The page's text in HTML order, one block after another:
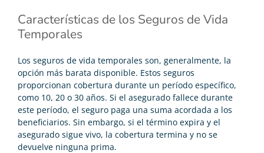
Características de los Seguros de Vida
Temporales
Los seguros de vida temporales son, generalmente, la
opción más barata disponible. Estos seguros
proporcionan cobertura durante un período específico,
como 10, 20 o 30 años. Si el asegurado fallece durante
este período, el seguro paga una suma acordada a los
beneficiarios. Sin embargo, si el término expira y el
asegurado sigue vivo, la cobertura termina y no se
devuelve ninguna prima.